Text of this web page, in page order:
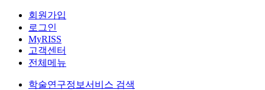
회원가입
로그인
MyRISS
고객센터
전체메뉴
학술연구정보서비스 검색